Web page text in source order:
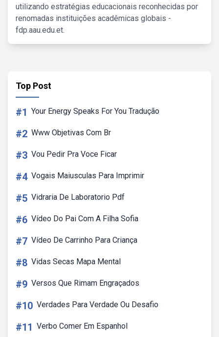
utilizando estratégias educacionais reconhecidas por
renomadas instituições acadêmicas globais -
fdp.aau.edu.et.
Top Post
#1 Your Energy Speaks For You Tradução
#2 Www Objetivas Com Br
#3 Vou Pedir Pra Voce Ficar
#4 Vogais Maiusculas Para Imprimir
#5 Vidraria De Laboratorio Pdf
#6 Vídeo Do Pai Com A Filha Sofia
#7 Vídeo De Carrinho Para Criança
#8 Vidas Secas Mapa Mental
#9 Versos Que Rimam Engraçados
#10 Verdades Para Verdade Ou Desafio
#11 Verbo Comer Em Espanhol